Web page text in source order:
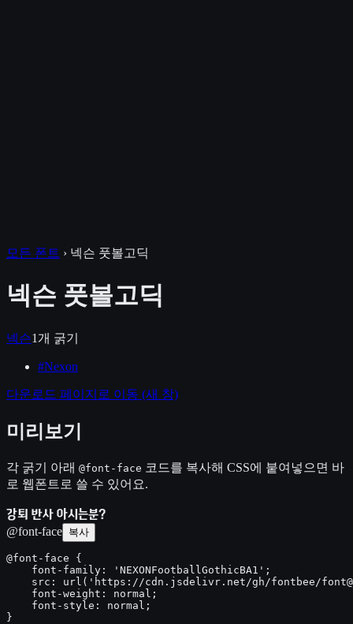
모든 폰트 › 넥슨 풋볼고딕
넥슨 풋볼고딕
넥슨1 개 굵기
#Nexon
다운로드 페이지로 이동 (새 창)
미리보기
각 굵기 아래 @font-face 코드를 복사해 CSS에 붙여넣으면 바
로 웹폰트로 쓸 수 있어요.
강퇴 반사 아시는분?
@font-face 복사
@font-face {
    font-family: 'NEXONFootballGothicBA1';
src: url('https://cdn.jsdelivr.net/gh/fontbee/
    font-weight: normal;
    font-style: normal;
}